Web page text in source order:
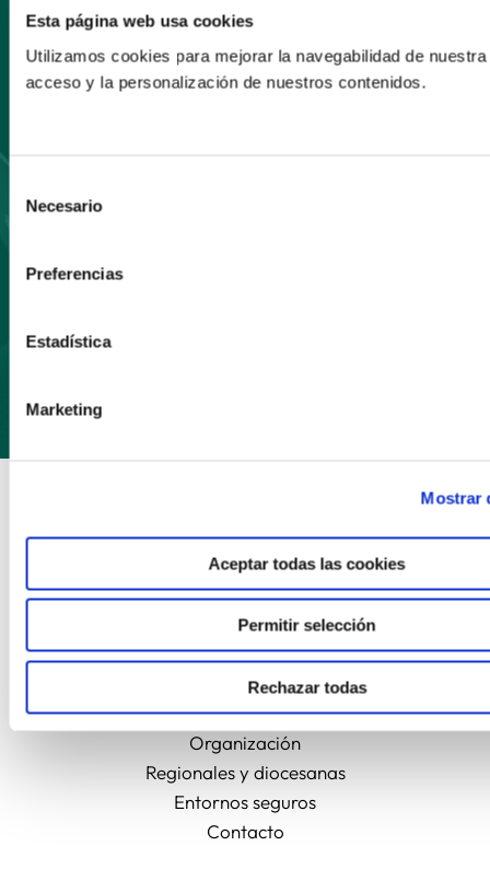
Esta página web usa cookies
Utilizamos cookies para mejorar la navegabilidad de
acceso y la personalización de nuestros contenidos.
Necesario
Preferencias
Estadística
Marketing
Mostrar
Aceptar todas las cookies
Permitir selección
Rechazar todas
Suscríbete
Sobre nosotros
Gobierno
Organización
Regionales y diocesanas
Entornos seguros
Contacto